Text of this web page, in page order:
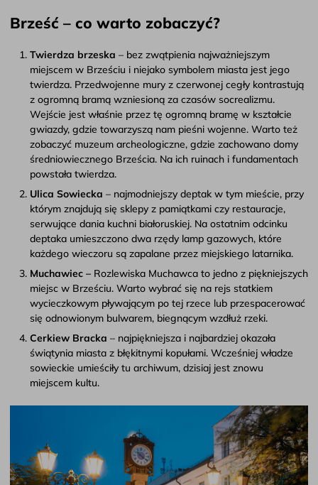
Brześć – co warto zobaczyć?
Twierdza brzeska – bez zwątpienia najważniejszym
miejscem w Brześciu i niejako symbolem miasta jest jego
twierdza. Przedwojenne mury z czerwonej cegły kontrastują
z ogromną bramą wzniesioną za czasów socrealizmu.
Wejście jest właśnie przez tę ogromną bramę w kształcie
gwiazdy, gdzie towarzyszą nam pieśni wojenne. Warto też
zobaczyć muzeum archeologiczne, gdzie zachowano domy
średniowiecznego Brześcia. Na ich ruinach i fundamentach
powstała twierdza.
Ulica Sowiecka – najmodniejszy deptak w tym mieście, przy
którym znajdują się sklepy z pamiątkami czy restauracje,
serwujące dania kuchni białoruskiej. Na ostatnim odcinku
deptaka umieszczono dwa rzędy lamp gazowych, które
każdego wieczoru są zapalane przez miejskiego latarnika.
Muchawiec – Rozlewiska Muchawca to jedno z piękniejszych
miejsc w Brześciu. Warto wybrać się na rejs statkiem
wycieczkowym pływającym po tej rzece lub przespacerować
się odnowionym bulwarem, biegnącym wzdłuż rzeki.
Cerkiew Bracka – najpiękniejsza i najbardziej okazała
świątynia miasta z błękitnymi kopułami. Wcześniej władze
sowieckie umieściły tu archiwum, dzisiaj jest znowu
miejscem kultu.